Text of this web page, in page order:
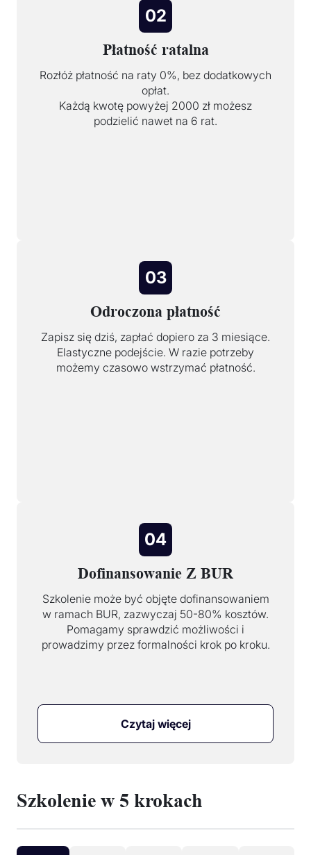
02
Płatność ratalna
Rozłóż płatność na raty 0%, bez dodatkowych
opłat.
Każdą kwotę powyżej 2000 zł możesz
podzielić nawet na 6 rat.
03
Odroczona płatność
Zapisz się dziś, zapłać dopiero za 3 miesiące.
Elastyczne podejście. W razie potrzeby
możemy czasowo wstrzymać płatność.
04
Dofinansowanie Z BUR
Szkolenie może być objęte dofinansowaniem
w ramach BUR, zazwyczaj 50-80% kosztów.
Pomagamy sprawdzić możliwości i
prowadzimy przez formalności krok po kroku.
Czytaj więcej
Szkolenie w 5 krokach